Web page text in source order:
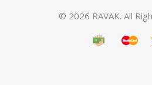
© 2026 RAVAK. All